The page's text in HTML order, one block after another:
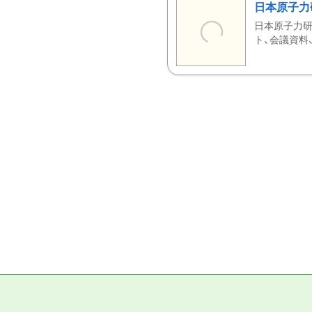
日本原子
日本原子力
ト、会議資